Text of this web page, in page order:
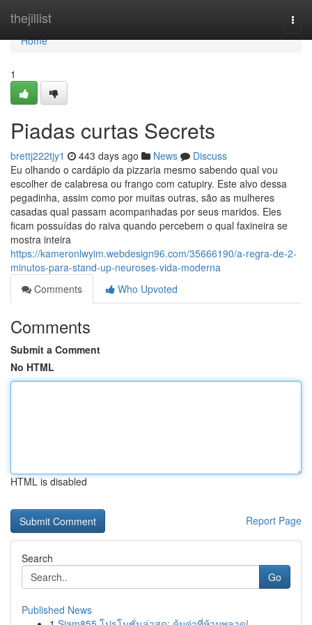
thejillist
Home
Home
1
Piadas curtas Secrets
brettj222tjy1 443 days ago News
Discuss
Eu olhando o cardápio da pizzaria mesmo sabendo qual vou
escolher de calabresa ou frango com catupiry. Este alvo dessa
pegadinha, assim como por muitas outras, são as mulheres
casadas qual passam acompanhadas por seus maridos. Eles
ficam possuídas do raiva quando percebem o qual faxineira se
mostra inteira
https://kameronlwyim.webdesign96.com/35666190/a-regra-de-2-
minutos-para-stand-up-neuroses-vida-moderna
Comments
Who Upvoted
Comments
Submit a Comment
No HTML
HTML is disabled
Report Page
Search
Go
Published News